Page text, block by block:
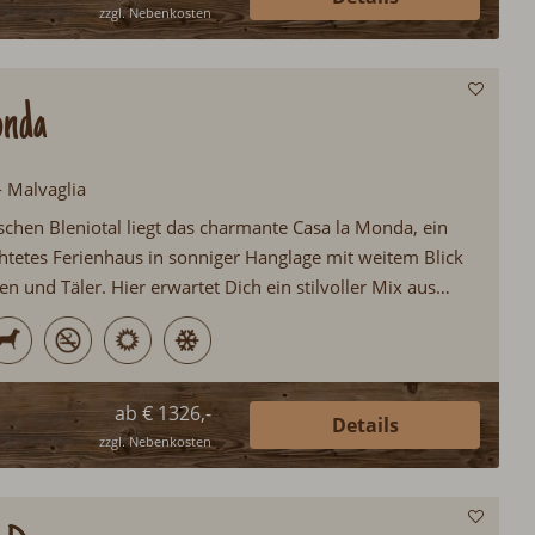
zzgl. Nebenkosten
Malvaglia
Bleniotal liegt das charmante Casa la Monda, ein
Ferienhaus in sonniger Hanglage mit weitem Blick
und Täler. Hier erwartet Dich ein stilvoller Mix aus
modernem Komfort und Tessiner Gemütlichkeit. Ob Du
grillst, auf dem Balkon die Ruhe genießt oder direkt
aufbrichst , in dieser Oase findest du Raum
echtes Highlight für Ruhesuchende, Naturfans und
Tessin entdecken wollen. Auch vierbeinige
willkommen!
ab € 1326,-
zzgl. Nebenkosten
Details